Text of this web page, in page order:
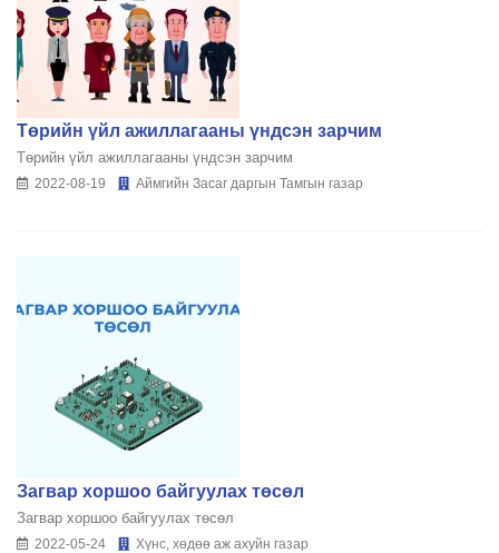
Төрийн үйл ажиллагааны үндсэн зарчим
Төрийн үйл ажиллагааны үндсэн зарчим
2022-08-19 Аймгийн Засаг даргын Тамгын газар
Загвар хоршоо байгуулах төсөл
Загвар хоршоо байгуулах төсөл
2022-05-24 Хүнс, хөдөө аж ахуйн газар